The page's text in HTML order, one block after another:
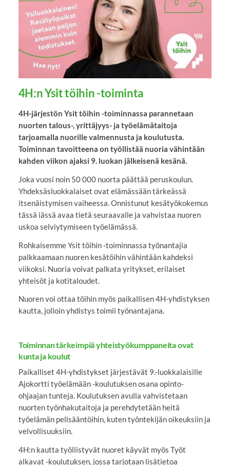
4H:n Ysit töihin -toiminta
4H-järjestön Ysit töihin -toiminnassa parannetaan
nuorten talous-, yrittäjyys- ja työelämätaitoja
tarjoamalla nuorille valmennusta ja koulutusta.
Toiminnan tavoitteena on työllistää nuoria vähintään
kahden viikon ajaksi 9. luokan jälkeisenä kesänä.
Joka vuosi noin 50 000 nuorta päättää peruskoulun.
Yhdeksäsluokkalaiset ovat elämässään tärkeässä
itsenäistymisen vaiheessa. Onnistunut kesätyökokemus
tässä iässä avaa tietä seuraavalle ja vahvistaa nuoren
uskoa selviytymiseen työelämässä.
Rohkaisemme Ysit töihin -toiminnassa työnantajia
palkkaamaan nuoren kesätöihin vähintään kahdeksi
viikoksi. Nuoria voivat palkata yritykset, erilaiset
yhteisöt ja kotitaloudet.
Nuoren voi ottaa töihin myös paikallisen 4H-yhdistyksen
kautta, jolloin yhdistys toimii työnantajana.
Toiminnan tärkeimpiä yhteistyökumppaneita ovat
kunta ja koulut
Paikalliset 4H-yhdistykset järjestävät 9.-luokkalaisille
Ajokortti työelämään -koulutuksen osana opinto-
ohjaajan tunteja. Koulutuksen avulla vahvistetaan
nuorten työnhakutaitoja ja perehdytetään heitä
työelämän pelisääntöihin, kuten työntekijän oikeuksiin ja
velvollisuuksiin.
4H:n kautta työllistyvät nuoret käyvät myös Työt
alkavat -koulutuksen, jossa tarjotaan lisätietoa